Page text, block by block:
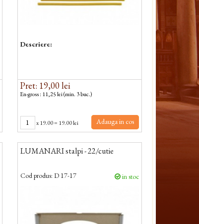
Descriere:
Pret: 19,00 lei
En-gross : 11,25 lei (min. 3 buc.)
x19.00= 19.00 lei Adauga in cos
LUMANARI stalpi - 22/cutie
Cod produs: D 17-17 in stoc